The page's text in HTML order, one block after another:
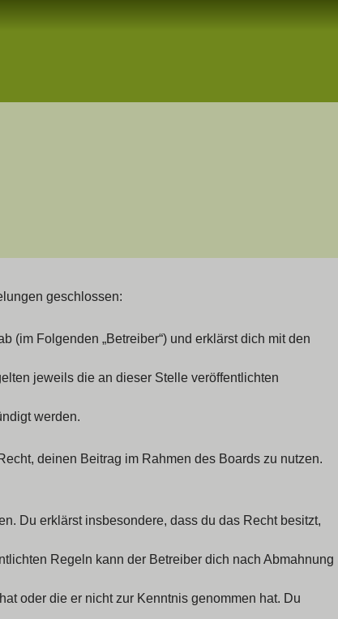
geschlossen:
(im Folgenden „Betreiber“) und erklärst dich mit den
jeweils die an dieser Stelle veröffentlichten
werden.
deinen Beitrag im Rahmen des Boards zu nutzen.
Du erklärst insbesondere, dass du das Recht besitzt,
Regeln kann der Betreiber dich nach Abmahnung
oder die er nicht zur Kenntnis genommen hat. Du